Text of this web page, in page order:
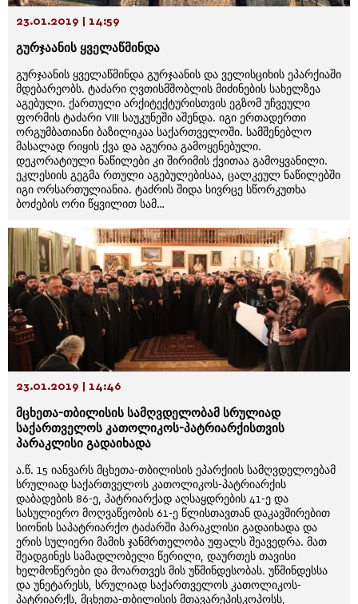
23.01.2019 | 14:59
გურჯაანის ყველაწმინდა
გურჯაანის ყველაწმინდა გურჯაანის და ველისციხის ეპარქიაში
მდებარეობს. ტაძარი ღვთისმშობლის მიძინების სახელზეა
აგებული. ქართული არქიტექტურისთვის ეგზომ უჩვეული
ფორმის ტაძარი VIII საუკუნეში აშენდა. იგი ერთადერთი
ორგუმბათიანი ბაზილიკაა საქართველოში. სამშენებლო
მასალად რიყის ქვა და აგურია გამოყენებული.
დეკორატიული ნაწილები კი შირიმის ქვითაა გამოყვანილი.
ეკლესიის გეგმა რთული აგებულებისაა, ცალკეულ ნაწილებში
იგი ორსართულიანია. ტაძრის შიდა სივრცე სწორკუთხა
ბოძების ორი წყვილით სამ…
23.01.2019 | 14:46
მცხეთა-თბილისის სამღვდელობამ სრულიად
საქართველოს კათოლიკოს-პატრიარქისთვის
პარაკლისი გადაიხადა
ა.წ. 15 იანვარს მცხეთა-თბილისის ეპარქიის სამღვდელოებამ
სრულიად საქართველოს კათოლიკოს-პატრიარქის
დაბადების 86-ე, პატრიარქად აღსაყდრების 41-ე და
სასულიერო მოღვაწეობის 61-ე წლისთავთან დაკავშირებით
სიონის საპატრიარქო ტაძარში პარაკლისი გადაიხადა და
ერის სულიერი მამის ჯანმრთელობა უფალს შეავედრა. მათ
შეადგინეს სამადლობელი წერილი, დაურთეს თავისი
ხელმოწერები და მოართვეს მის უწმინდესობას. უწმინდესსა
და უნეტარესს, სრულიად საქართველოს კათოლიკოს-
პატრიარქს, მცხეთა-თბილისის მთავარეპისკოპოსს,